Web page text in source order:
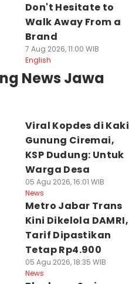
Don't Hesitate to
Walk Away From a
Brand
7 Aug 2026, 11:00 WIB
English
News Jawa
Viral Kopdes di Kaki
Gunung Ciremai,
KSP Dudung: Untuk
Warga Desa
05 Agu 2026, 16:01 WIB
News
Metro Jabar Trans
Kini Dikelola DAMRI,
Tarif Dipastikan
Tetap Rp4.900
05 Agu 2026, 18:35 WIB
News